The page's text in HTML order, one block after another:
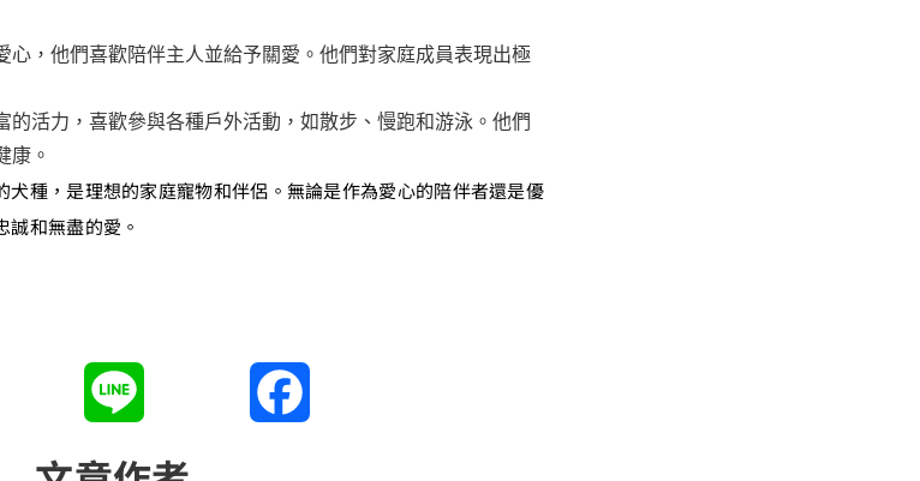
心，他們喜歡陪伴主人並給予關愛。他們對家庭成員表現出極
的活力，喜歡參與各種戶外活動，如散步、慢跑和游泳。他們
康。
種，是理想的家庭寵物和伴侶。無論是作為愛心的陪伴者還是優
和無盡的愛。